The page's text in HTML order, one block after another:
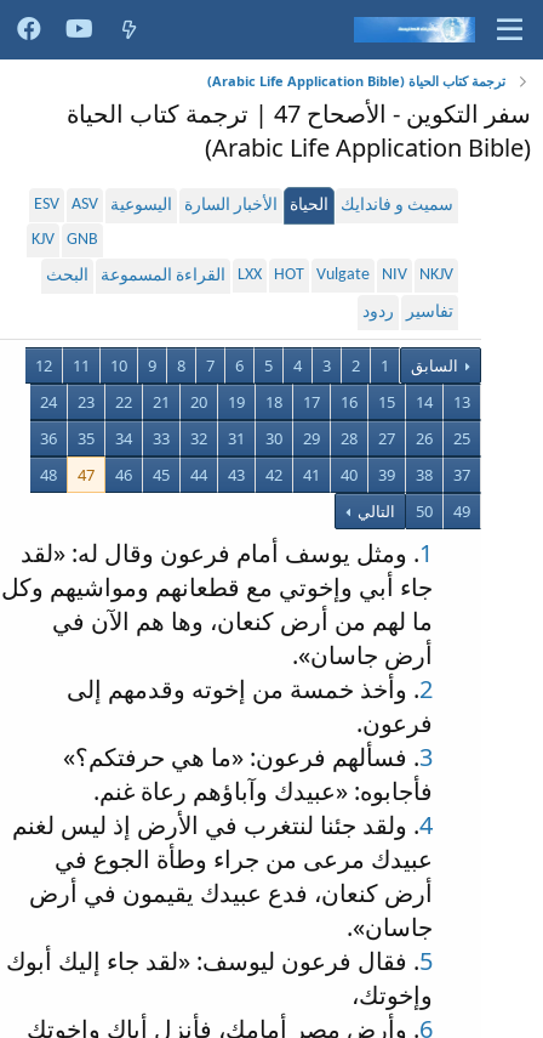
ترجمة كتاب الحياة (Arabic Life Application Bible)
سفر التكوين - الأصحاح 47 | ترجمة كتاب الحياة
(Arabic Life Application Bible)
سميث و فاندايك الحياة الأخبار السارة اليسوعية ASV
ESV
GNB
KJV
NKJV
NIV
Vulgate
HOT
LXX القراءة المسموعة
البحث
تفاسير
ردود
السابق 1
2
3
4
5
6
7
8
9
10
11
12
13
14
15
16
17
18
19
20
21
22
23
24
25
26
27
28
29
30
31
32
33
34
35
36
37
38
39
40
41
42
43
44
45
46
47
48
49
50 التالي
1. ومثل يوسف أمام فرعون وقال له: «لقد
جاء أبي وإخوتي مع قطعانهم ومواشيهم وكل
ما لهم من أرض كنعان، وها هم الآن في
أرض جاسان».
2. وأخذ خمسة من إخوته وقدمهم إلى
فرعون.
3. فسألهم فرعون: «ما هي حرفتكم؟»
فأجابوه: «عبيدك وآباؤهم رعاة غنم.
4. ولقد جئنا لنتغرب في الأرض إذ ليس لغنم
عبيدك مرعى من جراء وطأة الجوع في
أرض كنعان، فدع عبيدك يقيمون في أرض
جاسان».
5. فقال فرعون ليوسف: «لقد جاء إليك أبوك
وإخوتك،
6. وأرض مصر أمامك، فأنزل أباك وإخوتك